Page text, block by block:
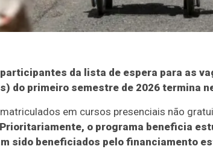
da lista de espera para as
do primeiro semestre de 2026 termina
em cursos presenciais não
Prioritariamente, o programa beneficia
sido beneficiados pelo financiamento